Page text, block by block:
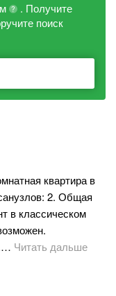
?
. Получите
поиск
квартира в
2. Общая
в классическом
Читать дальше